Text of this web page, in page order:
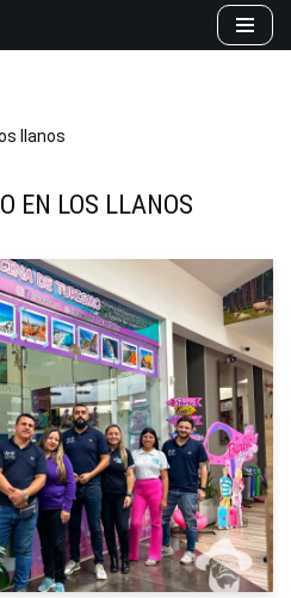
llanos
EN LOS LLANOS